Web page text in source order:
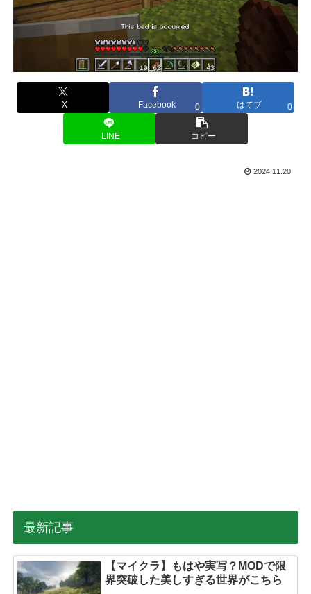
X Facebook 0 はてブ 0
LINE コピー
2024.11.20
最新記事
【マイクラ】もはや実写？MODで限
界突破した美しすぎる世界がこちら